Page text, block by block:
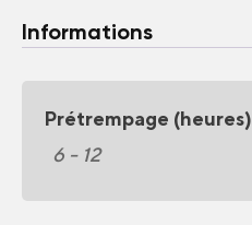
Informations
Prétrempage (heures)
6 - 12